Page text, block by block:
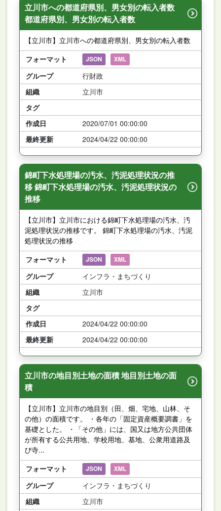
立川市への都道府県別、男女別の転入者数
都道府県別、男女別の転入者数
【立川市】立川市への都道府県別、男女別の転入者数
フォーマット
JSON XML
グループ
行財政
組織
立川市
タグ
作成日
2020/07/01 00:00:00
最終更新
2024/04/22 00:00:00
錦町下水処理場の汚水、汚泥処理状況の推
移 錦町下水処理場の汚水、汚泥処理状況の
推移
【立川市】立川市における錦町下水処理場の汚水、汚
泥処理状況の推移です。 錦町下水処理場の汚水、汚泥
処理状況の推移
フォーマット
JSON XML
グループ
インフラ・まちづくり
組織
立川市
タグ
作成日
2024/04/22 00:00:00
最終更新
2024/04/22 00:00:00
立川市の地目別土地の面積 地目別土地の面
積
【立川市】立川市の地目別（田、畑、宅地、山林、そ
の他）の面積です。 ・各年の「固定資産概要調書」を
基礎とした。 ・「その他」には、国又は地方公共団体
が所有する公共用地、学校用地、基地、公衆用道路及
び寺...
フォーマット
JSON XML
グループ
インフラ・まちづくり
組織
立川市